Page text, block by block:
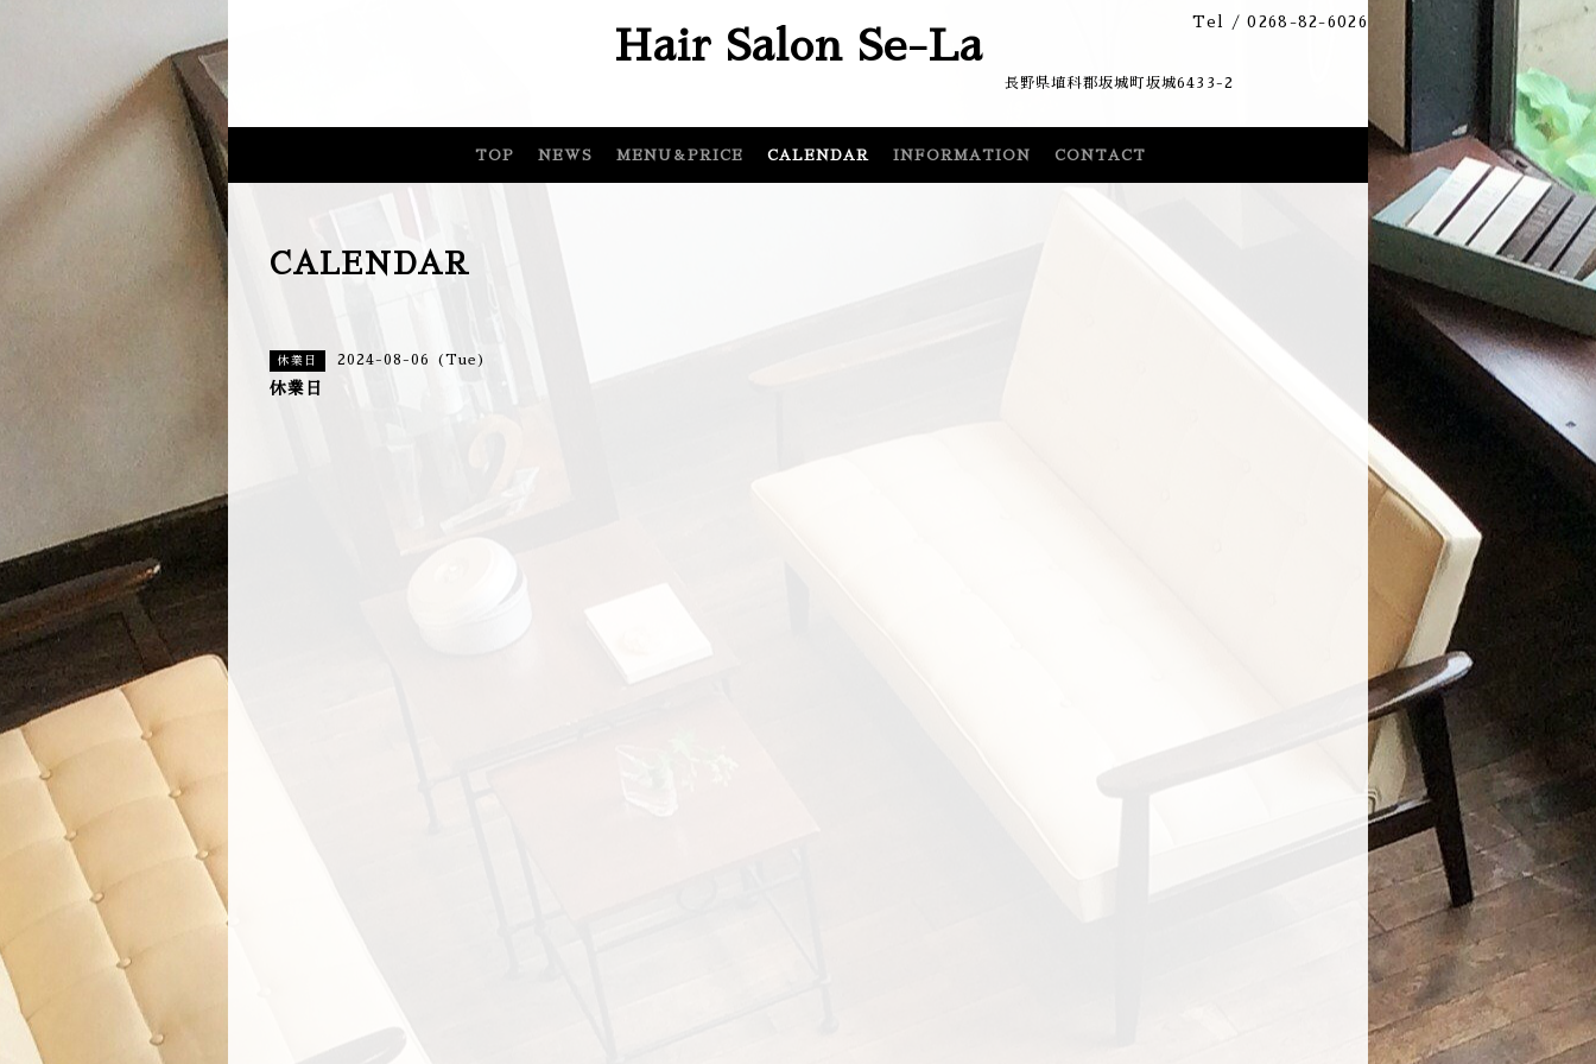
Tel /0268-82-6026
Hair Salon Se-La
長野県埴科郡坂城町坂城6433-2
TOP NEWS MENU＆PRICE CALENDAR INFORMATION CONTACT
CALENDAR
休業日 2024-08-06 (Tue)
休業日